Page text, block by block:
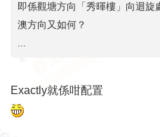
即係觀塘方向「秀暉樓」向迴
澳方向又如何？
Exactly就係咁配置